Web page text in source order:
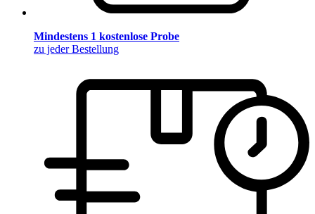
Mindestens 1 kostenlose Probe
zu jeder Bestellung